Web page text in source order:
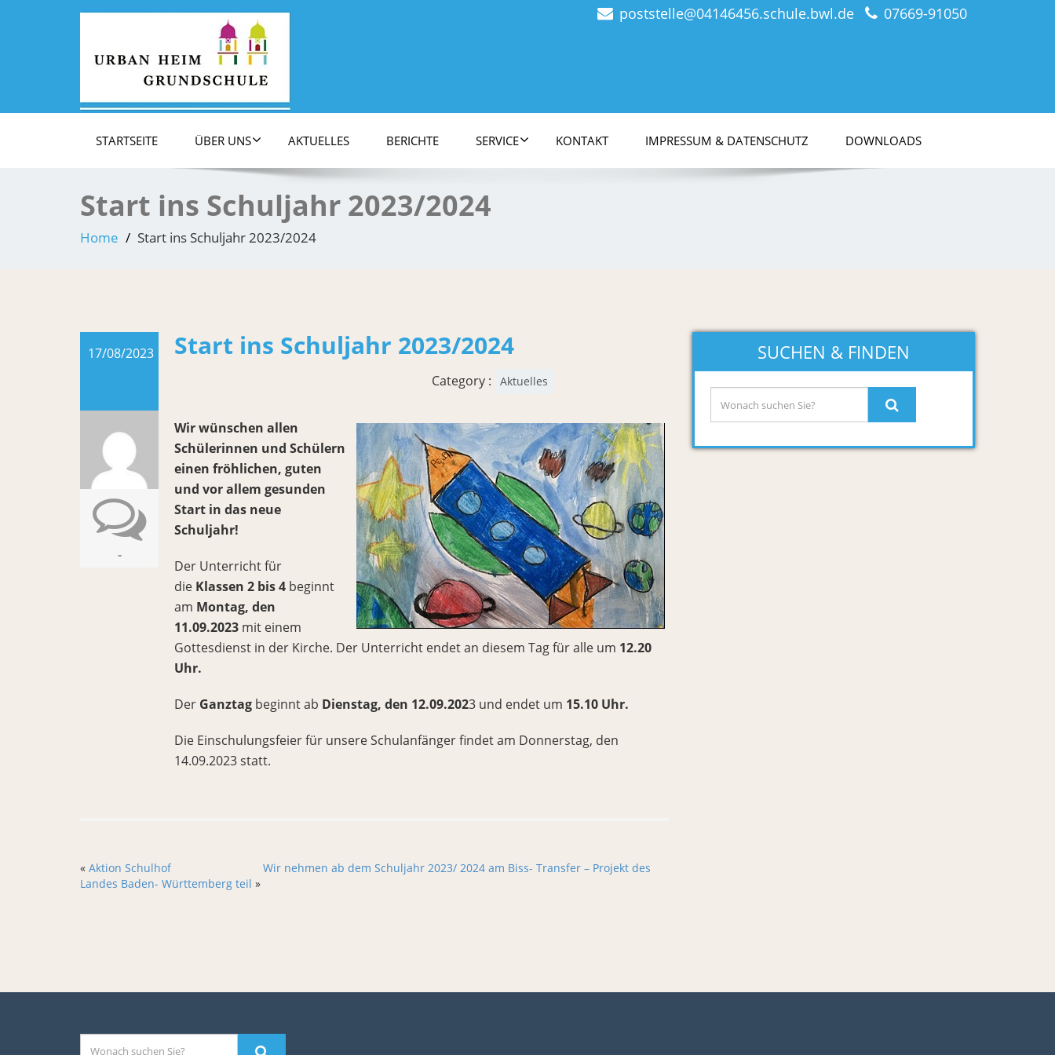
poststelle@04146456.schule.bwl.de 07669-91050
STARTSEITE ÜBER UNS AKTUELLES BERICHTE SERVICE KONTAKT IMPRESSUM & DATENSCHUTZ DOWNLOADS
Start ins Schuljahr 2023/2024
Home Start ins Schuljahr 2023/2024
17/08/2023
-
Start ins Schuljahr 2023/2024
Category : Aktuelles
Wir wünschen allen
Schülerinnen und Schülern
einen fröhlichen, guten
und vor allem gesunden
Start in das neue
Schuljahr!
Der Unterricht für
die Klassen 2 bis 4 beginnt
am Montag, den
11.09.2023 mit einem
Gottesdienst in der Kirche. Der Unterricht endet an diesem Tag für alle um 12.20
Uhr.
Der Ganztag beginnt ab Dienstag, den 12.09.2023 und endet um 15.10 Uhr.
Die Einschulungsfeier für unsere Schulanfänger findet am Donnerstag, den
14.09.2023 statt.
« Aktion Schulhof
Wir nehmen ab dem Schuljahr 2023/ 2024 am Biss- Transfer – Projekt des
Landes Baden- Württemberg teil »
SUCHEN & FINDEN